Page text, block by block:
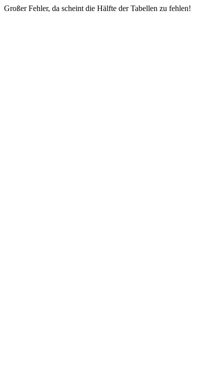
Großer Fehler, da scheint die Hälfte der Tabellen zu fehlen!